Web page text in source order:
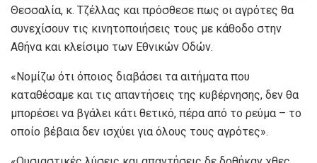
Θεσσαλία, κ. Τζέλλας και πρόσθεσε πως οι αγρότες θα
συνεχίσουν τις κινητοποιήσεις τους με κάθοδο στην
Αθήνα και κλείσιμο των Εθνικών Οδών.
«Νομίζω ότι όποιος διαβάσει τα αιτήματα που
καταθέσαμε και τις απαντήσεις της κυβέρνησης, δεν θα
μπορέσει να βγάλει κάτι θετικό, πέρα από το ρεύμα – το
οποίο βέβαια δεν ισχύει για όλους τους αγρότες».